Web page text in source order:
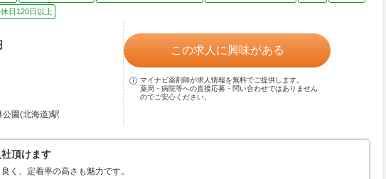
日120日以上
公園(北海道)駅
この求人に興味がある
マイナビ薬剤師が求人情報を無料でご提供します。
薬局・病院等への直接応募・問い合わせではありません
のでご安心ください。
頂けます
く、定着率の高さも魅力です。